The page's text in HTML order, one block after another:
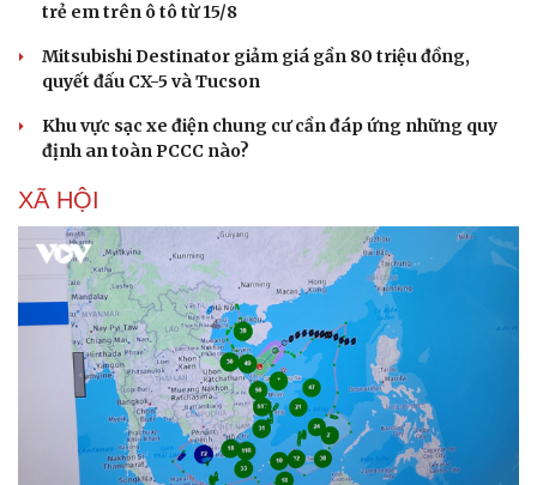
Du lịch
Tư vấn
Săn Tour
check-in
Podcast
Câu chuyện thời sự
Đọc truyện đêm khuya
Cửa sổ tình yêu
Kể chuyện cho bé
Hạt giống tâm hồn
trẻ em trên ô tô từ 15/8
Mitsubishi Destinator giảm giá gần 80 triệu đồng,
quyết đấu CX-5 và Tucson
Khu vực sạc xe điện chung cư cần đáp ứng những quy
định an toàn PCCC nào?
XÃ HỘI